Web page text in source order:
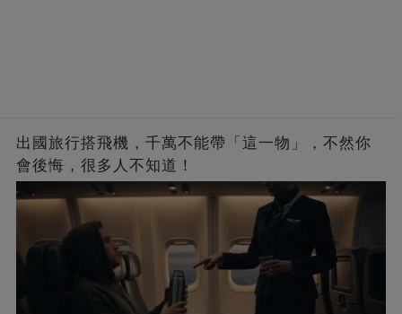
出國旅行搭飛機，千萬不能帶「這一物」，不然你
會後悔，很多人不知道！